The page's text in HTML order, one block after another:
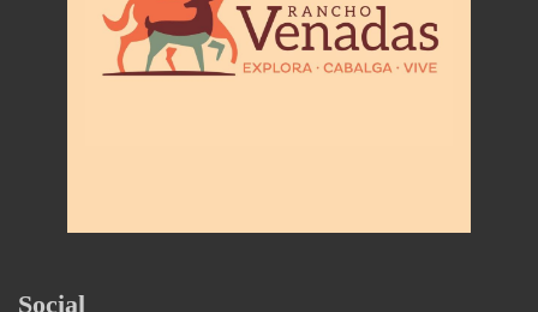
Social